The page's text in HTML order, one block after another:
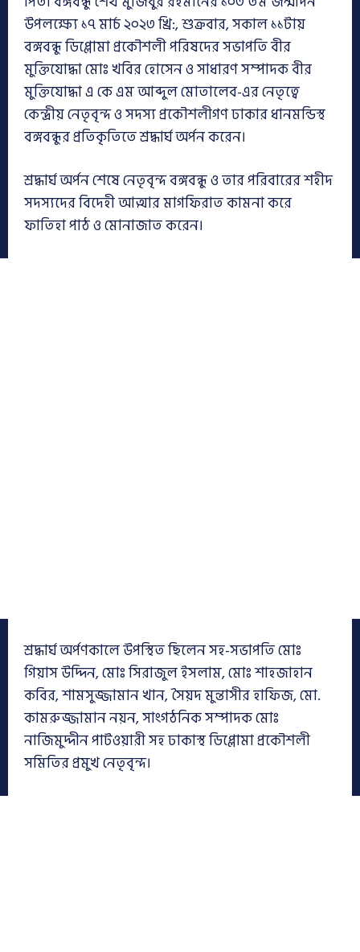
উপলক্ষ্যে ১৭ মার্চ ২০২৩ খ্রি:, শুক্রবার, সকাল ১১টায়
বঙ্গবন্ধু ডিপ্লোমা প্রকৌশলী পরিষদের সভাপতি বীর
মুক্তিযোদ্ধা মোঃ খবির হোসেন ও সাধারণ সম্পাদক বীর
মুক্তিযোদ্ধা এ কে এম আব্দুল মোতালেব-এর নেতৃত্বে
কেন্দ্রীয় নেতৃবৃন্দ ও সদস্য প্রকৌশলীগণ ঢাকার ধানমন্ডিস্থ
বঙ্গবন্ধুর প্রতিকৃতিতে শ্রদ্ধার্ঘ অর্পন করেন।
শ্রদ্ধার্ঘ অর্পন শেষে নেতৃবৃন্দ বঙ্গবন্ধু ও তার পরিবারের শহীদ
সদস্যদের বিদেহী আত্মার মাগফিরাত কামনা করে
ফাতিহা পাঠ ও মোনাজাত করেন।
শ্রদ্ধার্ঘ অর্পণকালে উপস্থিত ছিলেন সহ-সভাপতি মোঃ
গিয়াস উদ্দিন, মোঃ সিরাজুল ইসলাম, মোঃ শাহজাহান
কবির, শামসুজ্জামান খান, সৈয়দ মুন্তাসীর হাফিজ, মো.
কামরুজ্জামান নয়ন, সাংগঠনিক সম্পাদক মোঃ
নাজিমুদ্দীন পাটওয়ারী সহ ঢাকাস্থ ডিপ্লোমা প্রকৌশলী
সমিতির প্রমুখ নেতৃবৃন্দ।